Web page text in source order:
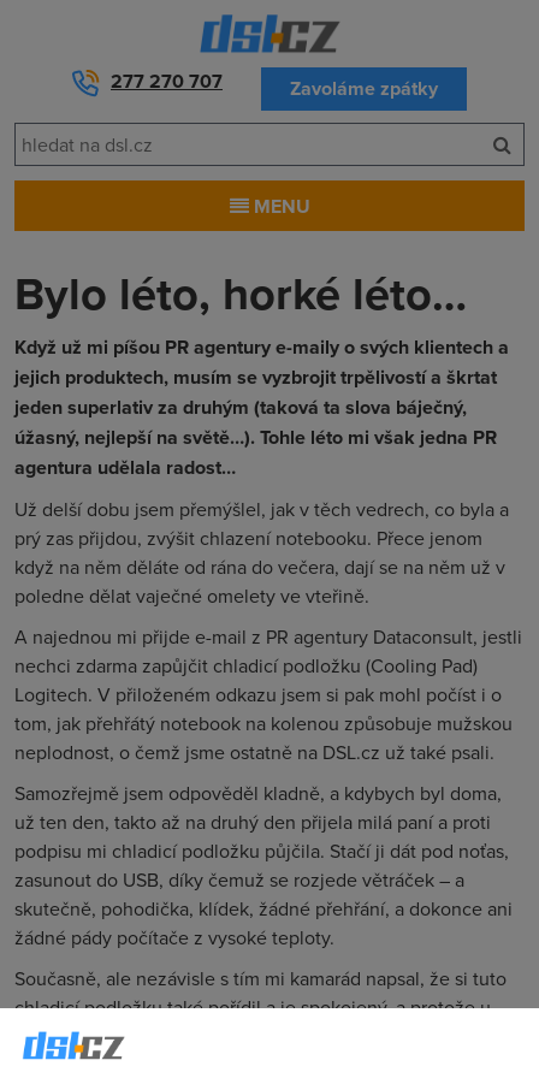
277 270 707 Zavoláme zpátky
MENU
Bylo léto, horké léto…
Když už mi píšou PR agentury e-maily o svých klientech a
jejich produktech, musím se vyzbrojit trpělivostí a škrtat
jeden superlativ za druhým (taková ta slova báječný,
úžasný, nejlepší na světě…). Tohle léto mi však jedna PR
agentura udělala radost…
Už delší dobu jsem přemýšlel, jak v těch vedrech, co byla a
prý zas přijdou, zvýšit chlazení notebooku. Přece jenom
když na něm děláte od rána do večera, dají se na něm už v
poledne dělat vaječné omelety ve vteřině.
A najednou mi přijde e-mail z PR agentury Dataconsult, jestli
nechci zdarma zapůjčit chladicí podložku (Cooling Pad)
Logitech. V přiloženém odkazu jsem si pak mohl počíst i o
tom, jak přehřátý notebook na kolenou způsobuje mužskou
neplodnost, o čemž jsme ostatně na DSL.cz už také psali.
Samozřejmě jsem odpověděl kladně, a kdybych byl doma,
už ten den, takto až na druhý den přijela milá paní a proti
podpisu mi chladicí podložku půjčila. Stačí ji dát pod noťas,
zasunout do USB, díky čemuž se rozjede větráček – a
skutečně, pohodička, klídek, žádné přehřání, a dokonce ani
žádné pády počítače z vysoké teploty.
Současně, ale nezávisle s tím mi kamarád napsal, že si tuto
chladicí podložku také pořídil a je spokojený, a protože u
mamky – kam teď o prázdninách jezdíme s dětmi často – její
notebook také pekl, koupil jsem hned přes internet jeden i jí.